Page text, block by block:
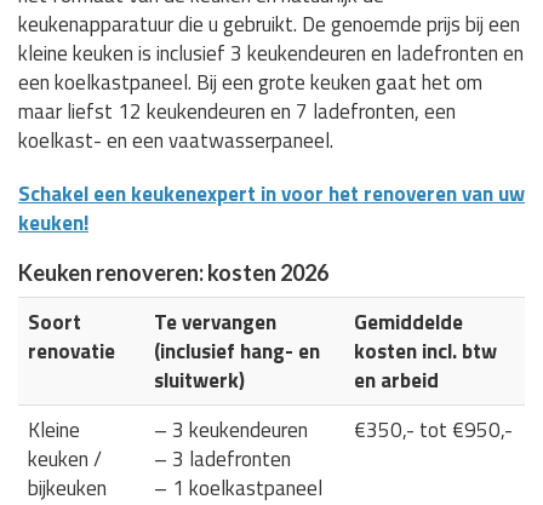
keukenapparatuur die u gebruikt. De genoemde prijs bij een
kleine keuken is inclusief 3 keukendeuren en ladefronten en
een koelkastpaneel. Bij een grote keuken gaat het om
maar liefst 12 keukendeuren en 7 ladefronten, een
koelkast- en een vaatwasserpaneel.
Schakel een keukenexpert in voor het renoveren van uw
keuken!
Keuken renoveren: kosten 2026
Soort
renovatie
Te vervangen
(inclusief hang- en
sluitwerk)
Gemiddelde
kosten incl. btw
en arbeid
Kleine
keuken /
bijkeuken
– 3 keukendeuren
– 3 ladefronten
– 1 koelkastpaneel
€350,- tot €950,-